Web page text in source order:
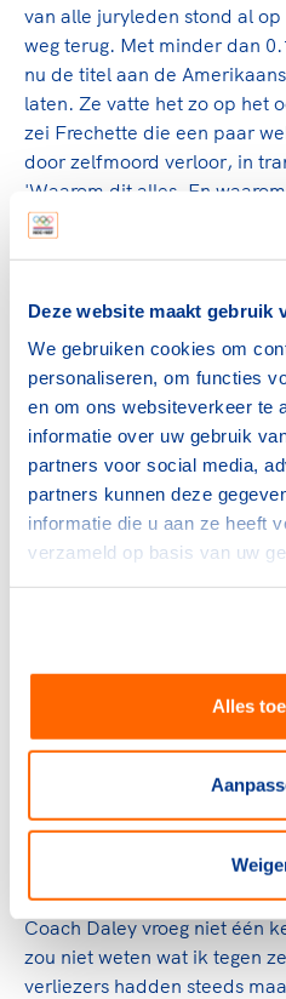
Deze website maakt gebruik
We gebruiken cookies om
personaliseren, om functies
en om ons websiteverkeer te
informatie over uw gebruik
partners voor social media,
partners kunnen deze
informatie die u aan ze heeft
verzameld op basis van uw
Alles
van alle juryleden stond al
weg terug. Met minder dan
nu de titel aan de
laten. Ze vatte het zo op het
zei Frechette die een paar
door zelfmoord verloor, in
'Waarom dit alles. En
verleende het IOC haar
turntoernooi iets wat nog
gedaan: hij won zes gouden
sprong, ringen, brug, voltige
ploeg).
Het mannenwereldje bij het
vreselijk op zijn neus, want
vrouw, de 24-jarige Chinese
kerels bleef ze de baas. In
bezat ze de sterkste
De Dream Team
gevuld met profsterren,
toernooi een demonstratie.
werden er vertoond in de
sporthal. Elke wedstrijd
verschil gewonnen en had
Coach Daley vroeg niet één
zou niet weten wat ik tegen
verliezers hadden steeds